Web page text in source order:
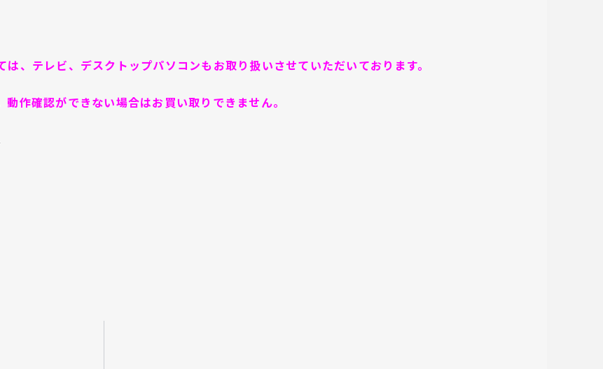
、テレビ、デスクトップパソコンもお取り扱いさせていただいております。
作確認ができない場合はお買い取りできません。